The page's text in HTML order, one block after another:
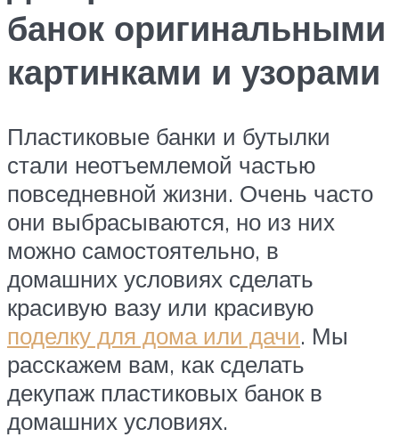
банок оригинальными
картинками и узорами
Пластиковые банки и бутылки
стали неотъемлемой частью
повседневной жизни. Очень часто
они выбрасываются, но из них
можно самостоятельно, в
домашних условиях сделать
красивую вазу или красивую
поделку для дома или дачи. Мы
расскажем вам, как сделать
декупаж пластиковых банок в
домашних условиях.